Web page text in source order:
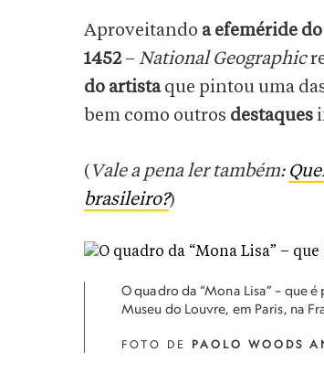
Aproveitando a efeméride
1452– National Geographic
do artistaque pintou uma
bem como outros destaques
( Vale a pena ler também:
brasileiro?)
O quadro da “Mona Lisa” – que
Museu do Louvre, em Paris, na
FOTO DE PAOLO WOODS